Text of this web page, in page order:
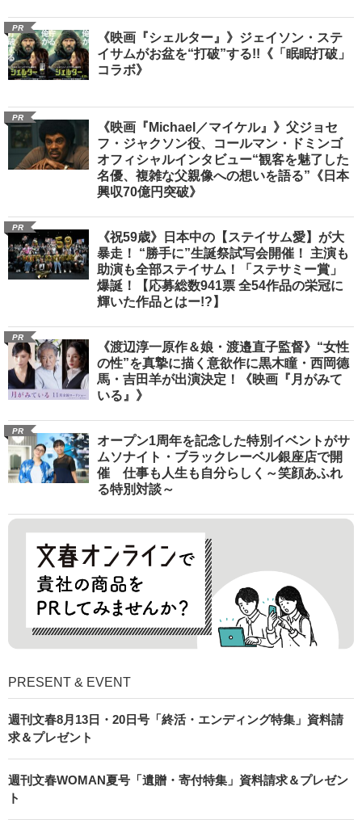
PR
《映画『シェルター』》ジェイソン・ステ
イサムがお盆を“打破”する!!《「眠眠打破」
コラボ》
PR
《映画『Michael／マイケル』》父ジョセ
フ・ジャクソン役、コールマン・ドミンゴ
オフィシャルインタビュー“観客を魅了した
名優、複雑な父親像への想いを語る”《日本
興収70億円突破》
PR
《祝59歳》日本中の【ステイサム愛】が大
暴走！ “勝手に”生誕祭試写会開催！ 主演も
助演も全部ステイサム！「ステサミー賞」
爆誕！【応募総数941票 全54作品の栄冠に
輝いた作品とはー!?】
PR
《渡辺淳一原作＆娘・渡邉直子監督》“女性
の性”を真摯に描く意欲作に黒木瞳・西岡德
馬・吉田羊が出演決定！《映画『月がみて
いる』》
PR
オープン1周年を記念した特別イベントがサ
ムソナイト・ブラックレーベル銀座店で開
催 仕事も人生も自分らしく～笑顔あふれ
る特別対談～
PRESENT & EVENT
週刊文春8月13日・20日号「終活・エンディング特集」資料請
求＆プレゼント
週刊文春WOMAN夏号「遺贈・寄付特集」資料請求＆プレゼン
ト